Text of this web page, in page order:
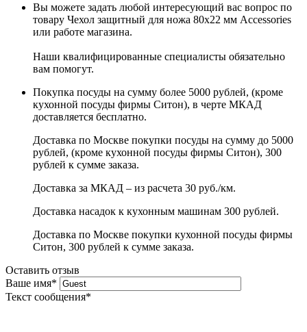
Вы можете задать любой интересующий вас вопрос по
товару Чехол защитный для ножа 80х22 мм Accessories
или работе магазина.
Наши квалифицированные специалисты обязательно
вам помогут.
Покупка посуды на сумму более 5000 рублей, (кроме
кухонной посуды фирмы Ситон), в черте МКАД
доставляется бесплатно.
Доставка по Москве покупки посуды на сумму до 5000
рублей, (кроме кухонной посуды фирмы Ситон), 300
рублей к сумме заказа.
Доставка за МКАД – из расчета 30 руб./км.
Доставка насадок к кухонным машинам 300 рублей.
Доставка по Москве покупки кухонной посуды фирмы
Ситон, 300 рублей к сумме заказа.
Оставить отзыв
Ваше имя*
Текст сообщения*